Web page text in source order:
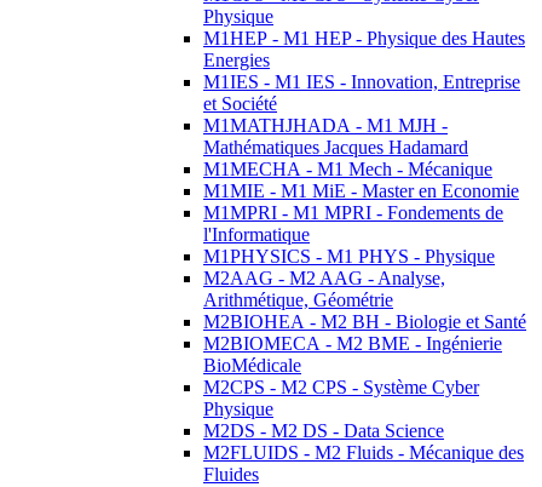
Physique
M1HEP - M1 HEP - Physique des Hautes
Energies
M1IES - M1 IES - Innovation, Entreprise
et Société
M1MATHJHADA - M1 MJH -
Mathématiques Jacques Hadamard
M1MECHA - M1 Mech - Mécanique
M1MIE - M1 MiE - Master en Economie
M1MPRI - M1 MPRI - Fondements de
l'Informatique
M1PHYSICS - M1 PHYS - Physique
M2AAG - M2 AAG - Analyse,
Arithmétique, Géométrie
M2BIOHEA - M2 BH - Biologie et Santé
M2BIOMECA - M2 BME - Ingénierie
BioMédicale
M2CPS - M2 CPS - Système Cyber
Physique
M2DS - M2 DS - Data Science
M2FLUIDS - M2 Fluids - Mécanique des
Fluides